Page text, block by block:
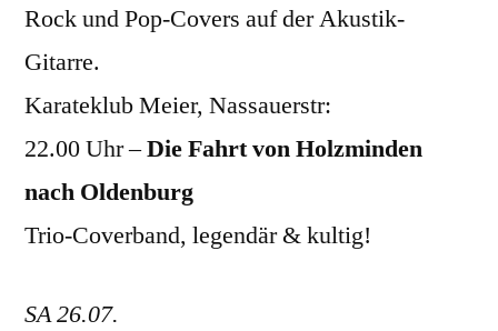
Rock und Pop-Covers auf der Akustik-
Gitarre.
Karateklub Meier, Nassauerstr:
22.00 Uhr –Die Fahrt von Holzminden
nach Oldenburg
Trio-Coverband, legendär & kultig!
SA 26.07.